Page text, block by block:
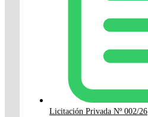
Licitación Privada Nº 002/26